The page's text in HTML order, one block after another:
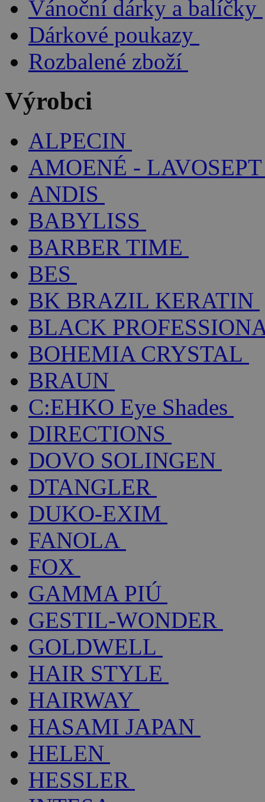
Vánoční dárky a balíčky
Dárkové poukazy
Rozbalené zboží
Výrobci
ALPECIN
AMOENÉ - LAVOSEPT
ANDIS
BABYLISS
BARBER TIME
BES
BK BRAZIL KERATIN
BLACK
BOHEMIA CRYSTAL
BRAUN
C:EHKO Eye Shades
DIRECTIONS
DOVO SOLINGEN
DTANGLER
DUKO-EXIM
FANOLA
FOX
GAMMA PIÚ
GESTIL-WONDER
GOLDWELL
HAIR STYLE
HAIRWAY
HASAMI JAPAN
HELEN
HESSLER